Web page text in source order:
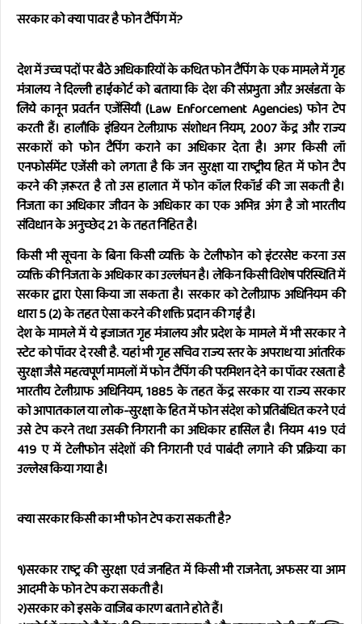
सरकार को क्या पावर है फोन टैपिंग में?
देश में उच्च पदों पर बैठे अधिकारियों के कथित फोन टैपिंग के एक मामले में गृह
मंत्रालय ने दिल्ली हाईकोर्ट को बताया कि देश की संप्रभुता औऱ अखंडता के
लिये कानून प्रवर्तन एजेंसियाँ (Law Enforcement Agencies) फोन टेप
करती हैं। हालाँकि इंडियन टेलीग्राफ संशोधन नियम, 2007 केंद्र और राज्य
सरकारों को फोन टैपिंग कराने का अधिकार देता है। अगर किसी लॉ
एनफोर्समेंट एजेंसी को लगता है कि जन सुरक्षा या राष्ट्रीय हित में फोन टैप
करने की ज़रूरत है तो उस हालात में फोन कॉल रिकॉर्ड की जा सकती है।
निजता का अधिकार जीवन के अधिकार का एक अभिन्न अंग है जो भारतीय
संविधान के अनुच्छेद 21 के तहत निहित है।
किसी भी सूचना के बिना किसी व्यक्ति के टेलीफोन को इंटरसेप्ट करना उस
व्यक्ति की निजता के अधिकार का उल्लंघन है। लेकिन किसी विशेष परिस्थिति में
सरकार द्वारा ऐसा किया जा सकता है। सरकार को टेलीग्राफ अधिनियम की
धारा 5 (2) के तहत ऐसा करने की शक्ति प्रदान की गई है।
देश के मामले में ये इजाजत गृह मंत्रालय और प्रदेश के मामले में भी सरकार ने
स्टेट को पॉवर दे रखी है. यहां भी गृह सचिव राज्य स्तर के अपराध या आंतरिक
सुरक्षा जैसे महत्वपूर्ण मामलों में फोन टैपिंग की परमिशन देने का पॉवर रखता है
भारतीय टेलीग्राफ अधिनियम, 1885 के तहत केंद्र सरकार या राज्य सरकार
को आपातकाल या लोक-सुरक्षा के हित में फोन संदेश को प्रतिबंधित करने एवं
उसे टेप करने तथा उसकी निगरानी का अधिकार हासिल है। नियम 419 एवं
419 ए में टेलीफोन संदेशों की निगरानी एवं पाबंदी लगाने की प्रक्रिया का
उल्लेख किया गया है।
क्या सरकार किसी का भी फोन टेप करा सकती है?
१)सरकार राष्ट्र की सुरक्षा एवं जनहित में किसी भी राजनेता, अफसर या आम
आदमी के फोन टेप करा सकती है।
२)सरकार को इसके वाजिब कारण बताने होते हैं।